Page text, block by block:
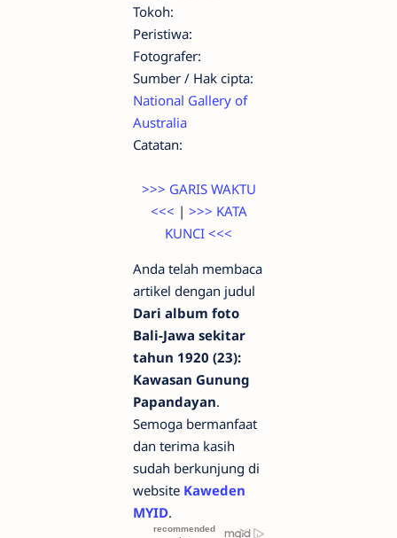
Tokoh:
Peristiwa:
Fotografer:
Sumber / Hak cipta:
National Gallery of
Australia
Catatan:
>>> GARIS WAKTU
<<< | >>> KATA
KUNCI <<<
Anda telah membaca
artikel dengan judul
Dari album foto
Bali-Jawa sekitar
tahun 1920 (23):
Kawasan Gunung
Papandayan.
Semoga bermanfaat
dan terima kasih
sudah berkunjung di
website Kaweden
MYID.